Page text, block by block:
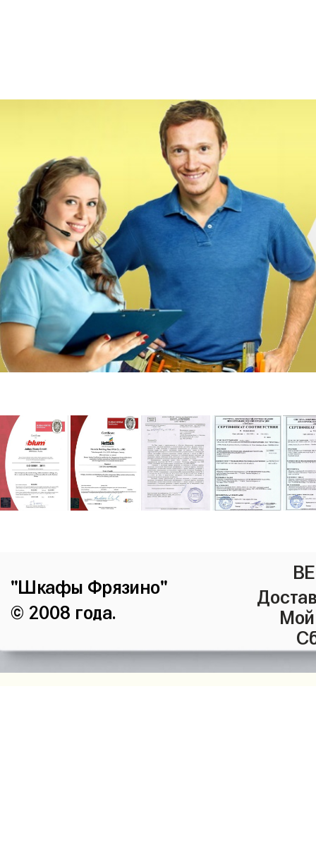
"Шкафы Фрязино"
© 2008 года.